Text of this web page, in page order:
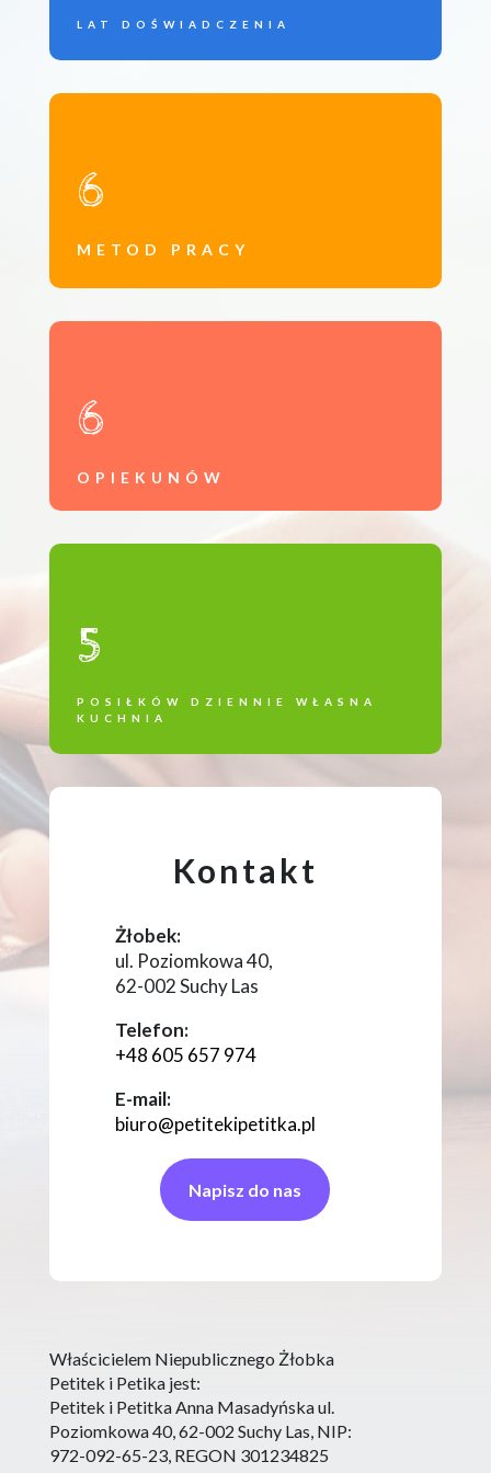
LAT DOŚWIADCZENIA
6
METOD PRACY
6
OPIEKUNÓW
5
POSIŁKÓW DZIENNIE WŁASNA
KUCHNIA
Kontakt
Żłobek:
ul. Poziomkowa 40,
62-002 Suchy Las
Telefon:
+48 605 657 974
E-mail:
biuro@petitekipetitka.pl
Napisz do nas
Właścicielem Niepublicznego Żłobka
Petitek i Petika jest:
Petitek i Petitka Anna Masadyńska ul.
Poziomkowa 40, 62-002 Suchy Las, NIP:
972-092-65-23, REGON 301234825